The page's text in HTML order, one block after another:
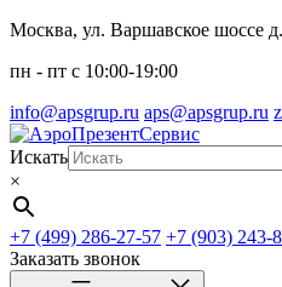
Перейти
содержимому
Москва, ул. Варшавское шоссе
пн - пт c 10:00-19:00
info@apsgrup.ru aps@apsgrup.ru
Искать
×
+7 (499) 286-27-57 +7 (903) 243-
Заказать звонок